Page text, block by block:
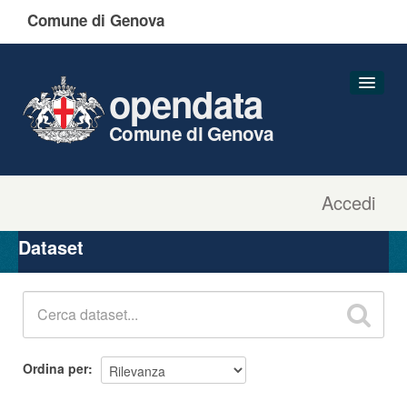
Comune di Genova
Accedi
opendata
Comune di Genova
Organizzazioni
Gruppi
Dataset
Ordina per